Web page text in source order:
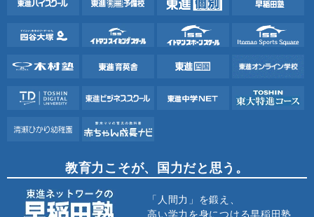
教育力こそが、国力だと思う。
「人間力」を鍛え、
高い学力を身につける早稲田塾